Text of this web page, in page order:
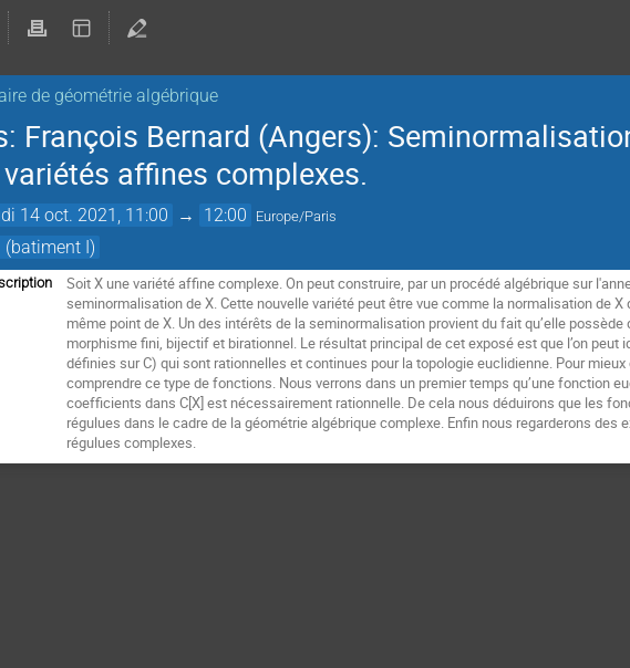
de géométrie algébrique
François Bernard (Angers):
affines complexes.
14 oct. 2021, 11:00 → 12:00 Europe/Paris
(batiment I)
Soit X une variété affine complexe. On peut construire, par un procédé algébrique sur
seminormalisation de X. Cette nouvelle variété peut être vue comme la normalisation de
même point de X. Un des intérêts de la seminormalisation provient du fait qu’elle
morphisme fini, bijectif et birationnel. Le résultat principal de cet exposé est que l’on peut
définies sur C) qui sont rationnelles et continues pour la topologie euclidienne. Pour
comprendre ce type de fonctions. Nous verrons dans un premier temps qu’une fonction
coefficients dans C[X] est nécessairement rationnelle. De cela nous déduirons que les
régulues dans le cadre de la géométrie algébrique complexe. Enfin nous regarderons
régulues complexes.